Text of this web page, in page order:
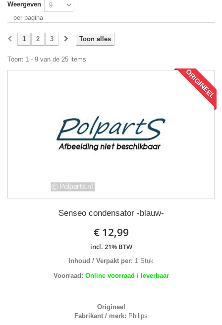
Weergeven
per pagina
Toon alles
1 2 3
Toont 1 - 9 van de 25 items
ORIGINEEL
Senseo condensator -blauw-
€ 12,99
incl. 21% BTW
Inhoud / Verpakt per: 1 Stuk
Voorraad: Online voorraad / leverbaar
Origineel
Fabrikant / merk: Philips